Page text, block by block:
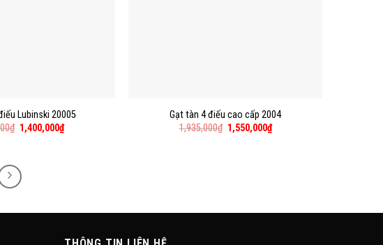
Lubinski 20005
₫ 1,400,000₫
Gạt tàn 4 điếu cao cấp 2004
1,935,000₫ 1,550,000₫